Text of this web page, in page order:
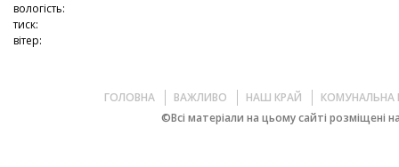
вологість:
тиск:
вітер:
ГОЛОВНА ВАЖЛИВО НАШ КРАЙ
КОМУНАЛЬНА
©Всі матеріали на цьому сайті розміщені